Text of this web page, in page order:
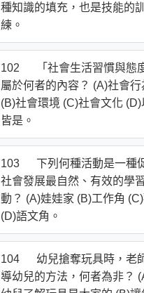
種知識的填充，也是技能的訓
練。
102 「社會生活習慣與態度
屬於何者的內容？ (A)社會行
(B)社會環境 (C)社會文化 (D)
皆是。
103 下列何種活動是一種
社會發展最自然、有效的學
動？ (A)娃娃家 (B)工作角
(D)語文角。
104 幼兒搶奪玩具時，老
導幼兒的方法，何者為非？